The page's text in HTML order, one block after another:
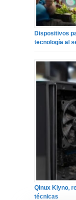
Dispositivos
tecnología al
Qinux Klyno,
técnicas